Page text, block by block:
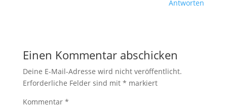
Antworten
Einen Kommentar abschicken
Deine E-Mail-Adresse wird nicht veröffentlicht.
Erforderliche Felder sind mit * markiert
Kommentar *